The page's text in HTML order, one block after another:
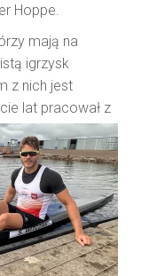
Hoppe.
mają na
igrzysk
z nich jest
lat pracował z